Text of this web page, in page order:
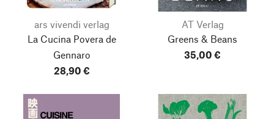
ars vivendi verlag
La Cucina Povera de
Gennaro
28,90 €
AT Verlag
Greens & Beans
35,00 €